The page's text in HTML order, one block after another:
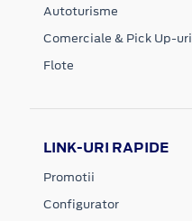
Autoturisme
Comerciale & Pick Up-uri
Flote
LINK-URI RAPIDE
Promotii
Configurator